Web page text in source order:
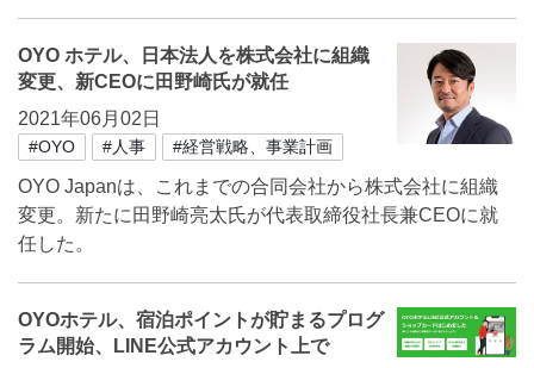
OYO ホテル、日本法人を株式会社に組織
変更、新CEOに田野崎氏が就任
2021年06月02日
#OYO #人事 #経営戦略、事業計画
OYO Japanは、これまでの合同会社から株式会社に組織
変更。新たに田野崎亮太氏が代表取締役社長兼CEOに就
任した。
OYOホテル、宿泊ポイントが貯まるプログ
ラム開始、LINE公式アカウント上で